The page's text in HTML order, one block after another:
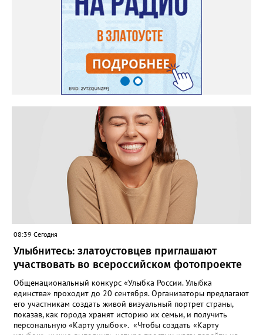
08:39 Сегодня
Улыбнитесь: златоустовцев приглашают
участвовать во всероссийском фотопроекте
Общенациональный конкурс «Улыбка России. Улыбка
единства» проходит до 20 сентября. Организаторы предлагают
его участникам создать живой визуальный портрет страны,
показав, как города хранят историю их семьи, и получить
персональную «Карту улыбок». «Чтобы создать «Карту